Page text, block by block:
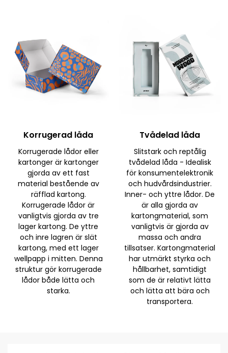
Korrugerad låda
Korrugerade lådor eller
kartonger är kartonger
gjorda av ett fast
material bestående av
räfflad kartong.
Korrugerade lådor är
vanligtvis gjorda av tre
lager kartong. De yttre
och inre lagren är slät
kartong, med ett lager
wellpapp i mitten. Denna
struktur gör korrugerade
lådor både lätta och
starka.
Tvådelad låda
Slitstark och reptålig
tvådelad låda - Idealisk
för konsumentelektronik
och hudvårdsindustrier.
Inner- och yttre lådor. De
är alla gjorda av
kartongmaterial, som
vanligtvis är gjorda av
massa och andra
tillsatser. Kartongmaterial
har utmärkt styrka och
hållbarhet, samtidigt
som de är relativt lätta
och lätta att bära och
transportera.